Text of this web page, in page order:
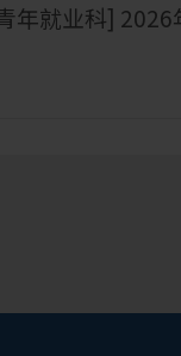
年就业科] 2026